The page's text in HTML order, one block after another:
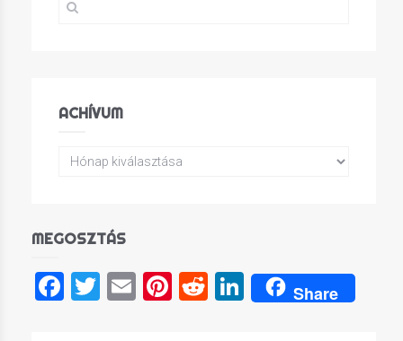
ACHÍVUM
MEGOSZTÁS
Facebook
Twitter
EmailPinterest
RedditLinkedIn
Share